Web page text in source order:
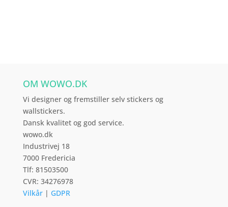
varesiden
OM WOWO.DK
Vi designer og fremstiller selv stickers og
wallstickers.
Dansk kvalitet og god service.
wowo.dk
Industrivej 18
7000 Fredericia
Tlf: 81503500
CVR: 34276978
Vilkår| GDPR